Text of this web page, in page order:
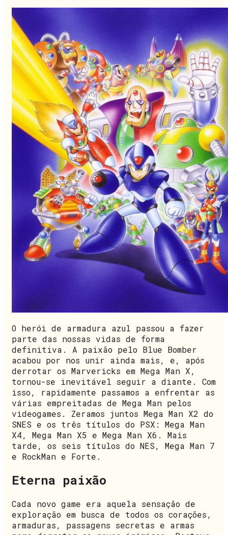
O herói de armadura azul passou a fazer
parte das nossas vidas de forma
definitiva. A paixão pelo Blue Bomber
acabou por nos unir ainda mais, e, após
derrotar os Marvericks em Mega Man X,
tornou-se inevitável seguir a diante. Com
isso, rapidamente passamos a enfrentar as
várias empreitadas de Mega Man pelos
videogames. Zeramos juntos Mega Man X2 do
SNES e os três títulos do PSX: Mega Man
X4, Mega Man X5 e Mega Man X6. Mais
tarde, os seis títulos do NES, Mega Man 7
e RockMan e Forte.
Eterna paixão
Cada novo game era aquela sensação de
exploração em busca de todos os corações,
armaduras, passagens secretas e armas